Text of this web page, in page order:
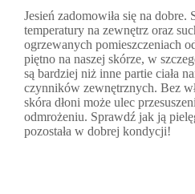
Jesień zadomowiła się na
temperatury na zewnętrz oraz
ogrzewanych pomieszczeniach
piętno na naszej skórze, w
są bardziej niż inne partie ciała
czynników zewnętrznych. Bez
skóra dłoni może ulec
odmrożeniu. Sprawdź jak ją
pozostała w dobrej kondycji!